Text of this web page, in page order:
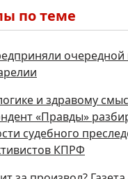
по теме
очередной
и здравому
«Правды»
судебного
КПРФ